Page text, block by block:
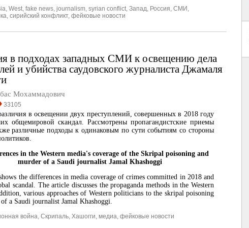
, West, fake news, journalism, syrian conflict, Запад, Россия, СМИ ,
, сирийский конфликт, фейковые новости
в подходах западных СМИ к освещению дела
и убийства саудовского журналиста Джамаля
Мохаммадович
33105
в освещении двух преступлений, совершенных в 2018 году
общемировой скандал. Рассмотрены пропагандистские приемы
различные подходы к одинаковым по сути событиям со стороны
in the Western media's coverage of the Skripal poisoning and
murder of a Saudi journalist Jamal Khashoggi
the differences in media coverage of crimes committed in 2018 and
scandal. The article discusses the propaganda methods in the Western
various approaches of Western politicians to the skripal poisoning
a Saudi journalist Jamal Khashoggi.
война, Скрипаль, Хашогги, медиа, фейковые новости